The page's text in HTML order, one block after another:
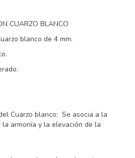
CUARZO BLANCO
blanco de 4 mm.
Cuarzo blanco: Se asocia a la
armonía y la elevación de la